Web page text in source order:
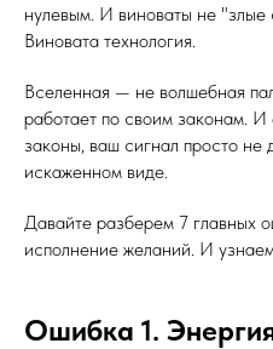
нулевым. И виноваты не
Виновата технология.
Вселенная — не волшебная
работает по своим законам. И
законы, ваш сигнал просто не
искаженном виде.
Давайте разберем 7 главных
исполнение желаний. И
Ошибка 1.